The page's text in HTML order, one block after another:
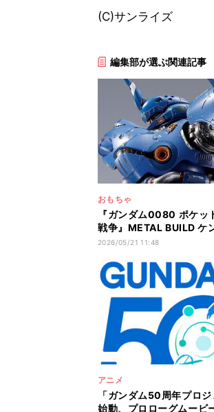
(C)サンライズ
編集部が選ぶ関連記事
おもちゃ
『ガンダム0080 ポケッ
戦争』METAL BUILD ケ
ーが全員抽選で再販決定!
2026/05/21 11:48
アニメ
「ガンダム50周年プロジ
始動、プロローグムービ